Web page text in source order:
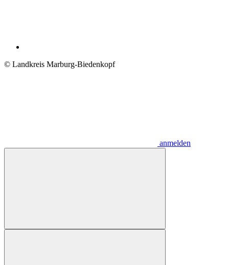
© Landkreis Marburg-Biedenkopf
anmelden